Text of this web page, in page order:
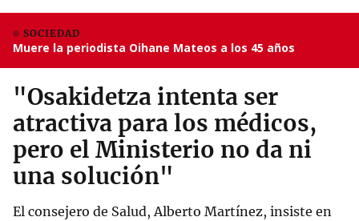
SOCIEDAD
Muere la periodista Oihane Mateos a los 45 años
"Osakidetza intenta ser
atractiva para los médicos,
pero el Ministerio no da ni
una solución"
El consejero de Salud, Alberto Martínez, insiste en